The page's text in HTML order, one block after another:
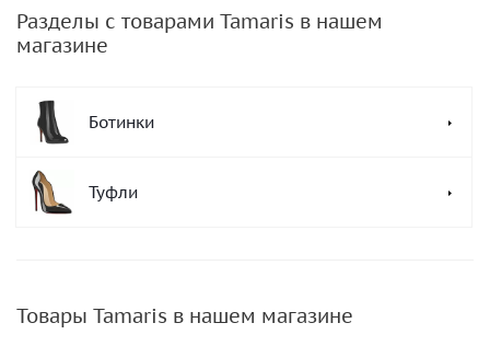
Разделы с товарами Tamaris в нашем
магазине
Ботинки
Туфли
Товары Tamaris в нашем магазине